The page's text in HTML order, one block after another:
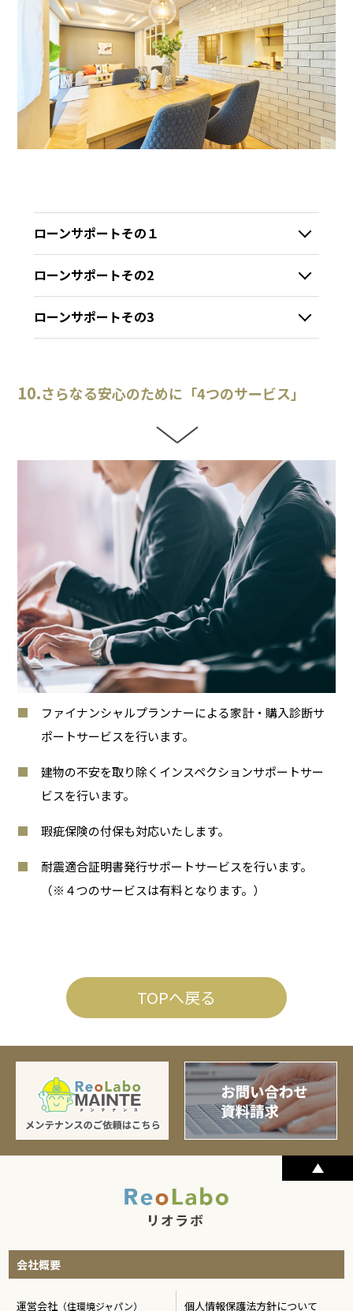
ローンサポートその１
ローンサポートその2
ローンサポートその3
10.さらなる安心のために「4つのサービス」
ファイナンシャルプランナーによる家計・購入診断サ
ポートサービスを行います。
建物の不安を取り除くインスペクションサポートサー
ビスを行います。
瑕疵保険の付保も対応いたします。
耐震適合証明書発行サポートサービスを行います。
（※４つのサービスは有料となります。）
TOPへ戻る
会社概要
運営会社 （住環境ジャパン） 個人情報保護法方針について